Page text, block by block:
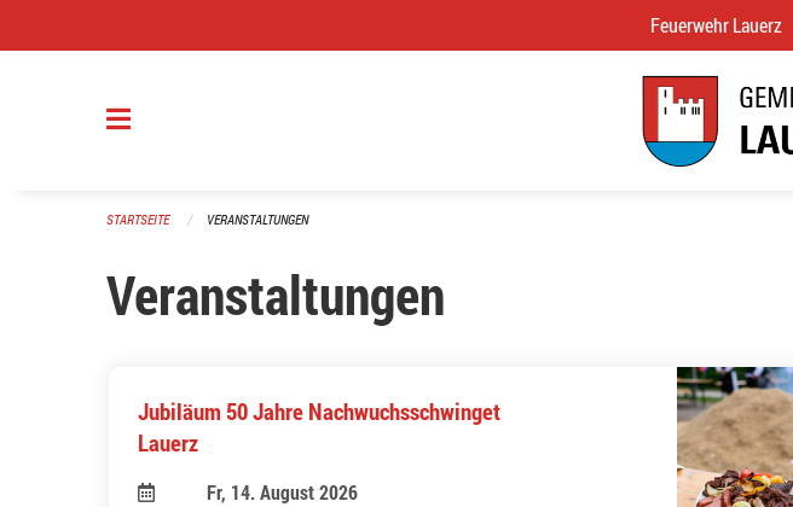
Feuerwehr Lauerz
STARTSEITE VERANSTALTUNGEN
Veranstaltungen
Jubiläum 50 Jahre Nachwuchsschwinget
Lauerz
Fr, 14. August 2026